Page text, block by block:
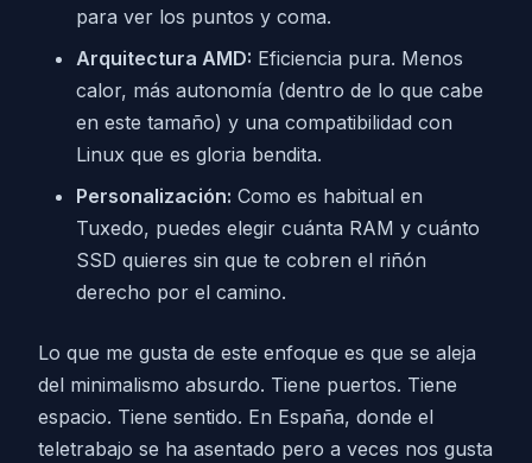
para ver los puntos y coma.
Arquitectura AMD: Eficiencia pura. Menos
calor, más autonomía (dentro de lo que cabe
en este tamaño) y una compatibilidad con
Linux que es gloria bendita.
Personalización: Como es habitual en
Tuxedo, puedes elegir cuánta RAM y cuánto
SSD quieres sin que te cobren el riñón
derecho por el camino.
Lo que me gusta de este enfoque es que se aleja
del minimalismo absurdo. Tiene puertos. Tiene
espacio. Tiene sentido. En España, donde el
teletrabajo se ha asentado pero a veces nos gusta